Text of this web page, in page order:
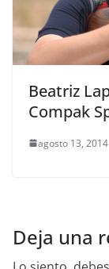
Beatriz
Compak
agosto 13, 2014
Deja una